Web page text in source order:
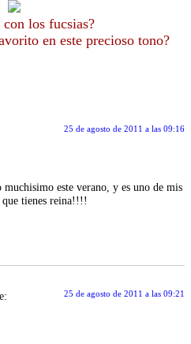
con los fucsias?
en este precioso tono?
25 de agosto de 2011 a las 09:16
este verano, y es uno de mis
tienes reina!!!!
25 de agosto de 2011 a las 09:21